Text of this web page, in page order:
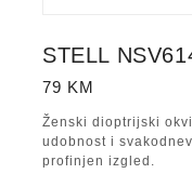
STELL
79 KM
Ženski dioptrijski
udobnost i
profinjen izgled.